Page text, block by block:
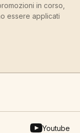
in corso,
essere applicati
Youtube